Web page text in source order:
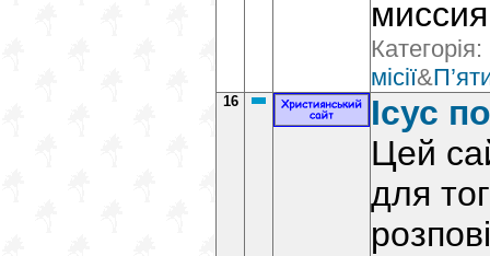
Категорія:
місії&
16
Ісус
Цей
для